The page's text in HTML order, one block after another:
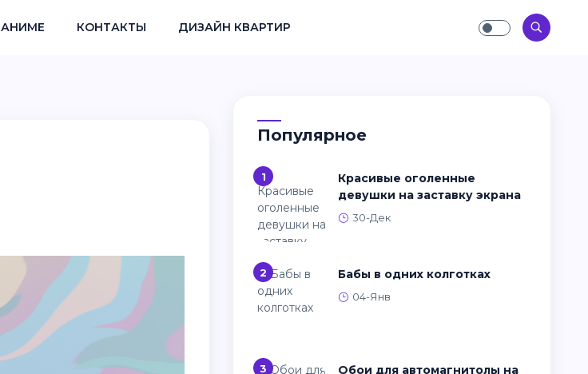
АНИМЕ КОНТАКТЫ ДИЗАЙН КВАРТИР
Популярное
1
Красивые оголенные
девушки на заставку экрана
30-Дек
2 Бабы в одних колготках
04-Янв
3
Обои для автомагнитолы на